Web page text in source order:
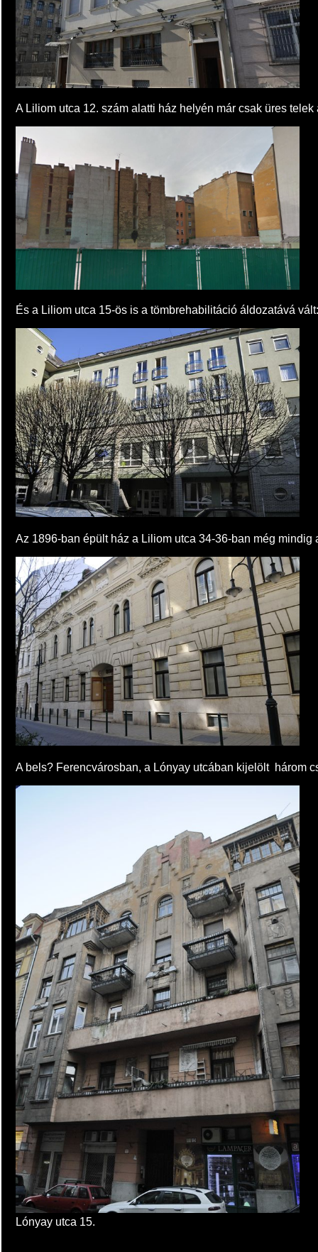
A Liliom utca 12. szám alatti ház helyén már csak üres telek
És a Liliom utca 15-ös is a tömbrehabilitáció áldozatává vált:
Az 1896-ban épült ház a Liliom utca 34-36-ban még mindig
A bels? Ferencvárosban, a Lónyay utcában kijelölt három
Lónyay utca 15.